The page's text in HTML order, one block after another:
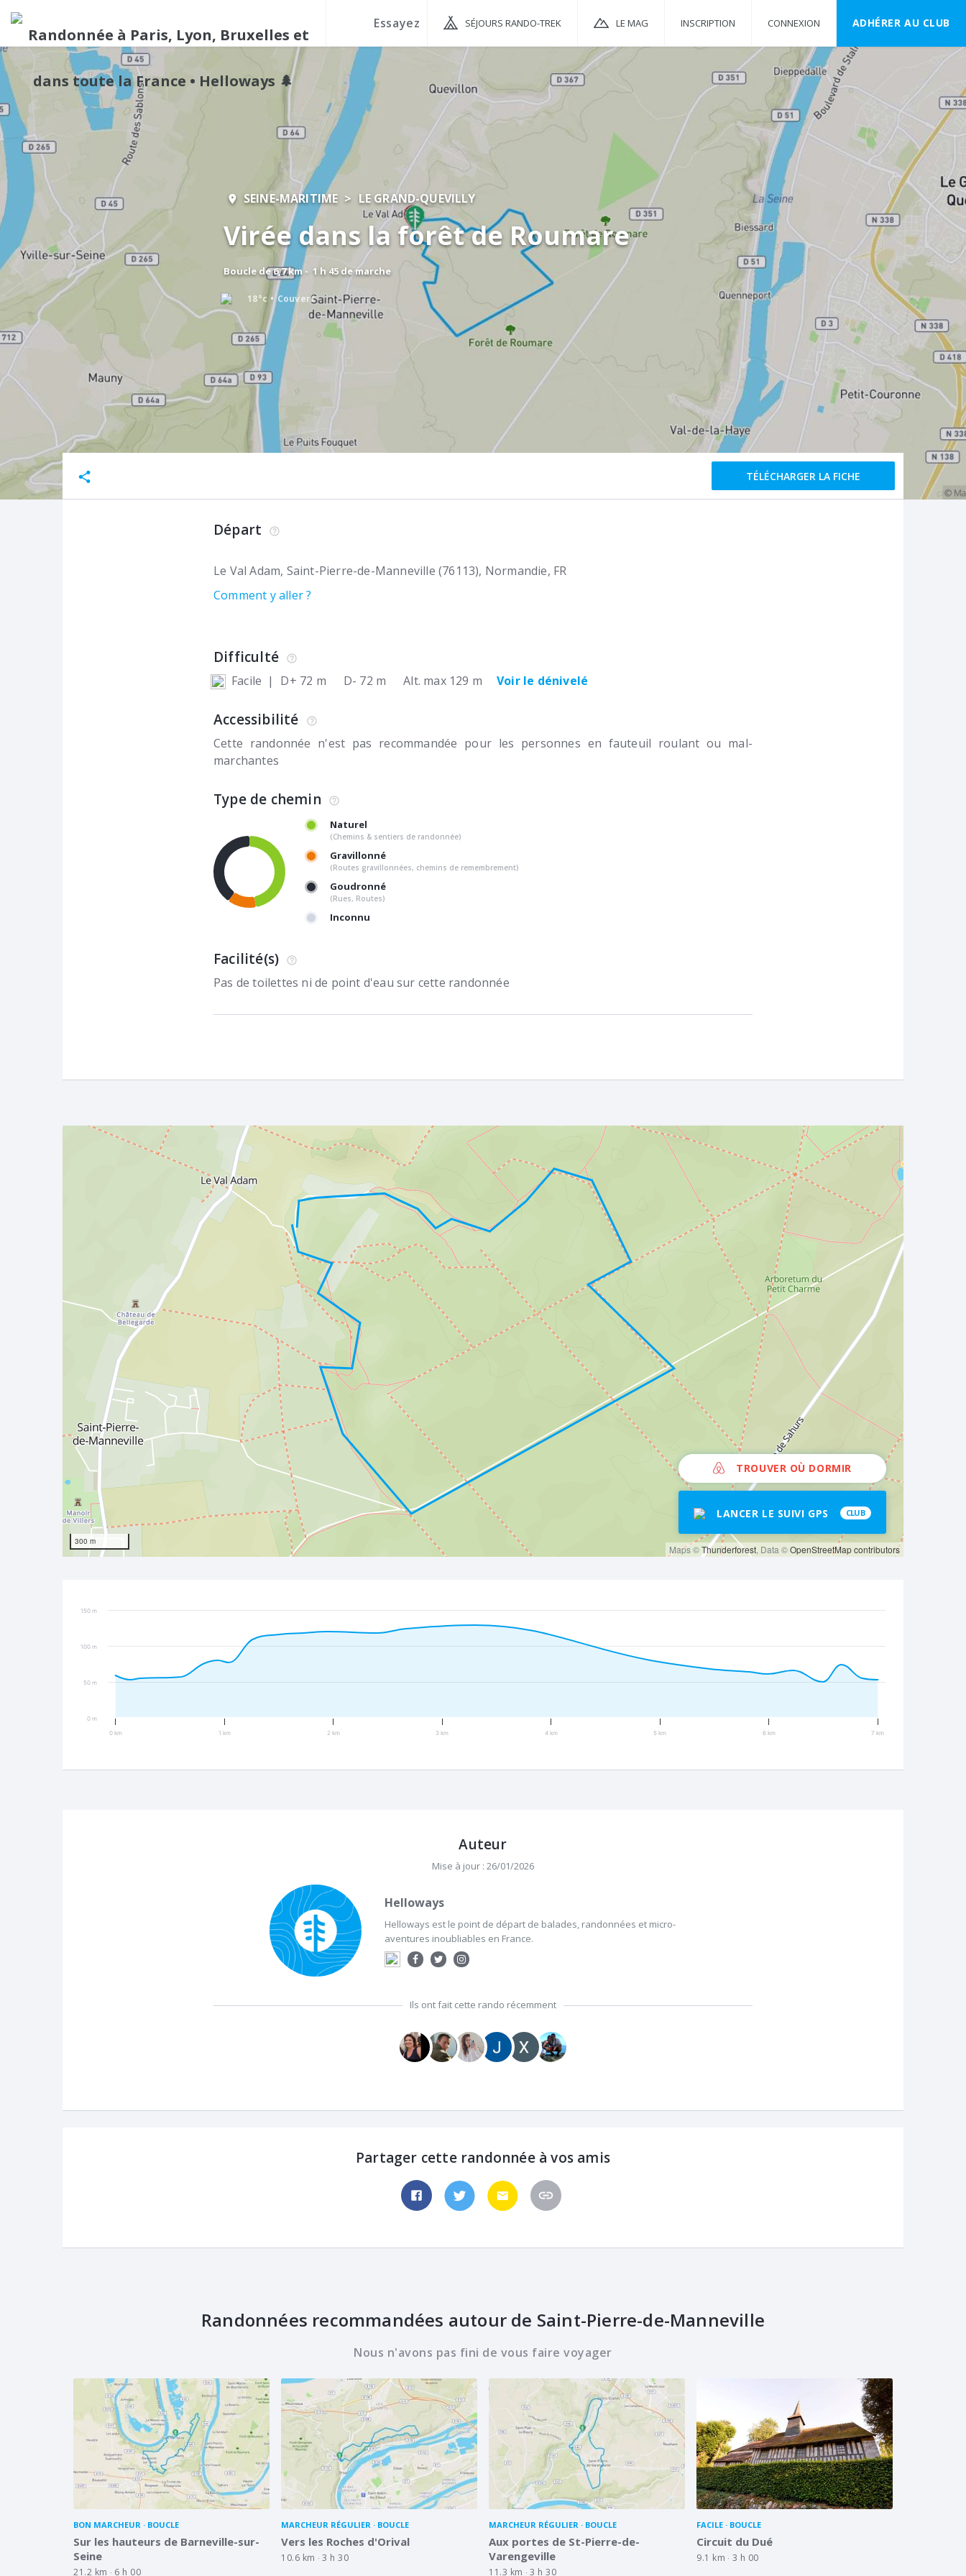
SÉJOURS RANDO-TREK LE MAG INSCRIPTION CONNEXION ADHÉRER AU CLUB
SEINE-MARITIME LE GRAND-QUEVILLY
Virée dans la forêt de Roumare
Boucle de 6,7 km - 1 h 45 de marche
18°c Couvert
TÉLÉCHARGER LA FICHE
Départ
Le Val Adam Saint-Pierre-de-Manneville (76113) Normandie FR
Comment y aller ?
Difficulté
Facile | D+ 72 m D- 72 m Alt. max 129 m Voir le dénivelé
Accessibilité
Cette randonnée n'est pas recommandée pour les personnes en fauteuil roulant ou mal-
marchantes
Type de chemin
Naturel
(Chemins & sentiers de randonnée)
Gravillonné
(Routes gravillonnées, chemins de remembrement)
Goudronné
(Rues, Routes)
Inconnu
Facilité(s)
Pas de toilettes ni de point d'eau sur cette randonnée
300 m
Maps ©Thunderforest, Data ©OpenStreetMap contributors
TROUVER OÙ DORMIR
LANCER LE SUIVI GPS CLUB
0 km 1 km 2 km 3 km 4 km 5 km 6 km 7 km
0 m
50 m
100 m
150 m
Auteur
Mise à jour : 26/01/2026
Helloways
Helloways est le point de départ de balades, randonnées et micro-
aventures inoubliables en France.
Ils ont fait cette rando récemment
Partager cette randonnée à vos amis
Randonnées recommandées autour de Saint-Pierre-de-Manneville
Nous n'avons pas fini de vous faire voyager
BON MARCHEUR BOUCLE
Sur les hauteurs de Barneville-sur-
Seine
21.2 km 6 h 00
MARCHEUR RÉGULIER BOUCLE
Vers les Roches d'Orival
10.6 km 3 h 30
MARCHEUR RÉGULIER BOUCLE
Aux portes de St-Pierre-de-
Varengeville
11.3 km 3 h 30
FACILE BOUCLE
Circuit du Dué
9.1 km 3 h 00